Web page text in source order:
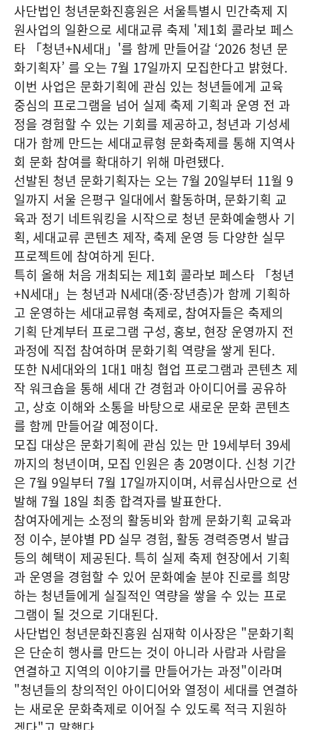
사단법인 청년문화진흥원은 서울특별시 민간축제 지
원사업의 일환으로 세대교류 축제 '제1회 콜라보 페스
타 「청년+N세대」'를 함께 만들어갈 ‘2026 청년 문
화기획자’ 를 오는 7월 17일까지 모집한다고 밝혔다.
이번 사업은 문화기획에 관심 있는 청년들에게 교육
중심의 프로그램을 넘어 실제 축제 기획과 운영 전 과
정을 경험할 수 있는 기회를 제공하고, 청년과 기성세
대가 함께 만드는 세대교류형 문화축제를 통해 지역사
회 문화 참여를 확대하기 위해 마련됐다.
선발된 청년 문화기획자는 오는 7월 20일부터 11월 9
일까지 서울 은평구 일대에서 활동하며, 문화기획 교
육과 정기 네트워킹을 시작으로 청년 문화예술행사 기
획, 세대교류 콘텐츠 제작, 축제 운영 등 다양한 실무
프로젝트에 참여하게 된다.
특히 올해 처음 개최되는 제1회 콜라보 페스타 「청년
+N세대」는 청년과 N세대(중·장년층)가 함께 기획하
고 운영하는 세대교류형 축제로, 참여자들은 축제의
기획 단계부터 프로그램 구성, 홍보, 현장 운영까지 전
과정에 직접 참여하며 문화기획 역량을 쌓게 된다.
또한 N세대와의 1대1 매칭 협업 프로그램과 콘텐츠 제
작 워크숍을 통해 세대 간 경험과 아이디어를 공유하
고, 상호 이해와 소통을 바탕으로 새로운 문화 콘텐츠
를 함께 만들어갈 예정이다.
모집 대상은 문화기획에 관심 있는 만 19세부터 39세
까지의 청년이며, 모집 인원은 총 20명이다. 신청 기간
은 7월 9일부터 7월 17일까지이며, 서류심사만으로 선
발해 7월 18일 최종 합격자를 발표한다.
참여자에게는 소정의 활동비와 함께 문화기획 교육과
정 이수, 분야별 PD 실무 경험, 활동 경력증명서 발급
등의 혜택이 제공된다. 특히 실제 축제 현장에서 기획
과 운영을 경험할 수 있어 문화예술 분야 진로를 희망
하는 청년들에게 실질적인 역량을 쌓을 수 있는 프로
그램이 될 것으로 기대된다.
사단법인 청년문화진흥원 심재학 이사장은 "문화기획
은 단순히 행사를 만드는 것이 아니라 사람과 사람을
연결하고 지역의 이야기를 만들어가는 과정"이라며
"청년들의 창의적인 아이디어와 열정이 세대를 연결하
는 새로운 문화축제로 이어질 수 있도록 적극 지원하